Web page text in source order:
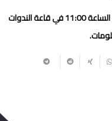
اللقاء سيعقد يوم الأحد الموافق 29/4/2018 الساعة 11:00 في قاعة الندوات